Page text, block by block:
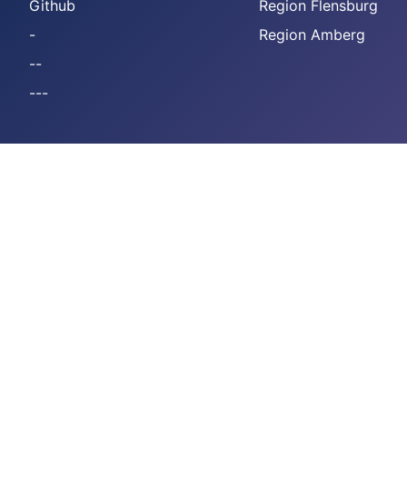
Github
-
--
---
Region Flensburg
Region Amberg